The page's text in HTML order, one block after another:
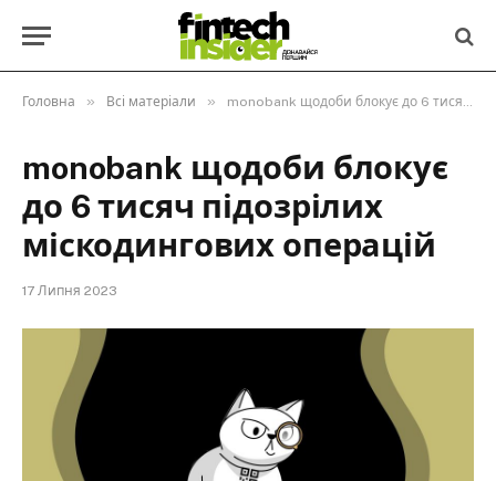
Головна » Всі матеріали » monobank щодоби блокує до 6 тисяч підозрілих міскодингових операцій
monobank щодоби блокує
до 6 тисяч підозрілих
міскодингових операцій
17 Липня 2023